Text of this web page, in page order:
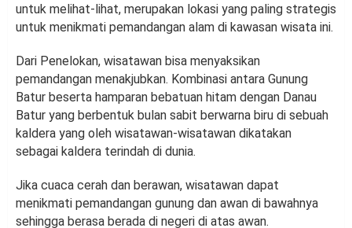
untuk melihat-lihat, merupakan lokasi yang paling strategis
untuk menikmati pemandangan alam di kawasan wisata ini.
Dari Penelokan, wisatawan bisa menyaksikan
pemandangan menakjubkan. Kombinasi antara Gunung
Batur beserta hamparan bebatuan hitam dengan Danau
Batur yang berbentuk bulan sabit berwarna biru di sebuah
kaldera yang oleh wisatawan-wisatawan dikatakan
sebagai kaldera terindah di dunia.
Jika cuaca cerah dan berawan, wisatawan dapat
menikmati pemandangan gunung dan awan di bawahnya
sehingga berasa berada di negeri di atas awan.